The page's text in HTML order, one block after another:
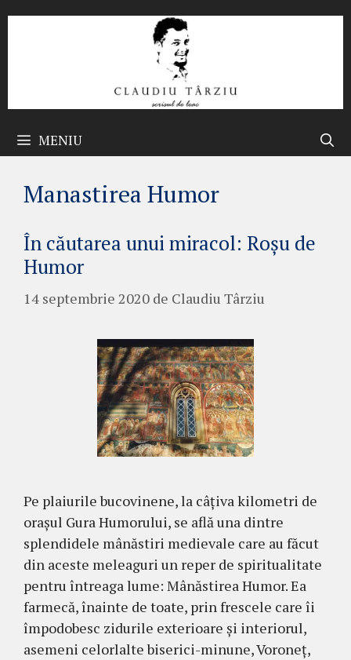
MENIU
Manastirea Humor
În căutarea unui miracol: Roșu de
Humor
14 septembrie 2020 de Claudiu Târziu
Pe plaiurile bucovinene, la câțiva kilometri de
orașul Gura Humorului, se află una dintre
splendidele mânăstiri medievale care au făcut
din aceste meleaguri un reper de spi­ritualitate
pentru întreaga lume: Mânăstirea Hu­mor. Ea
farmecă, înainte de toate, prin frescele care îi
împodobesc zidurile exterioare și interiorul,
ase­meni celorlalte biserici-minune, Voroneț,